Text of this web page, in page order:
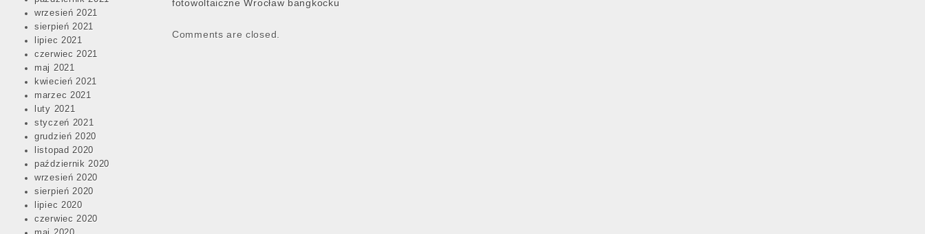
wrzesień 2021
sierpień 2021
lipiec 2021
czerwiec 2021
maj 2021
kwiecień 2021
marzec 2021
luty 2021
styczeń 2021
grudzień 2020
listopad 2020
październik 2020
wrzesień 2020
sierpień 2020
lipiec 2020
czerwiec 2020
navigation
fotowoltaiczne Wrocław bangkocku
Comments are closed.